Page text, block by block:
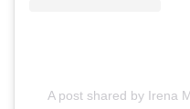
A post shared by Irena